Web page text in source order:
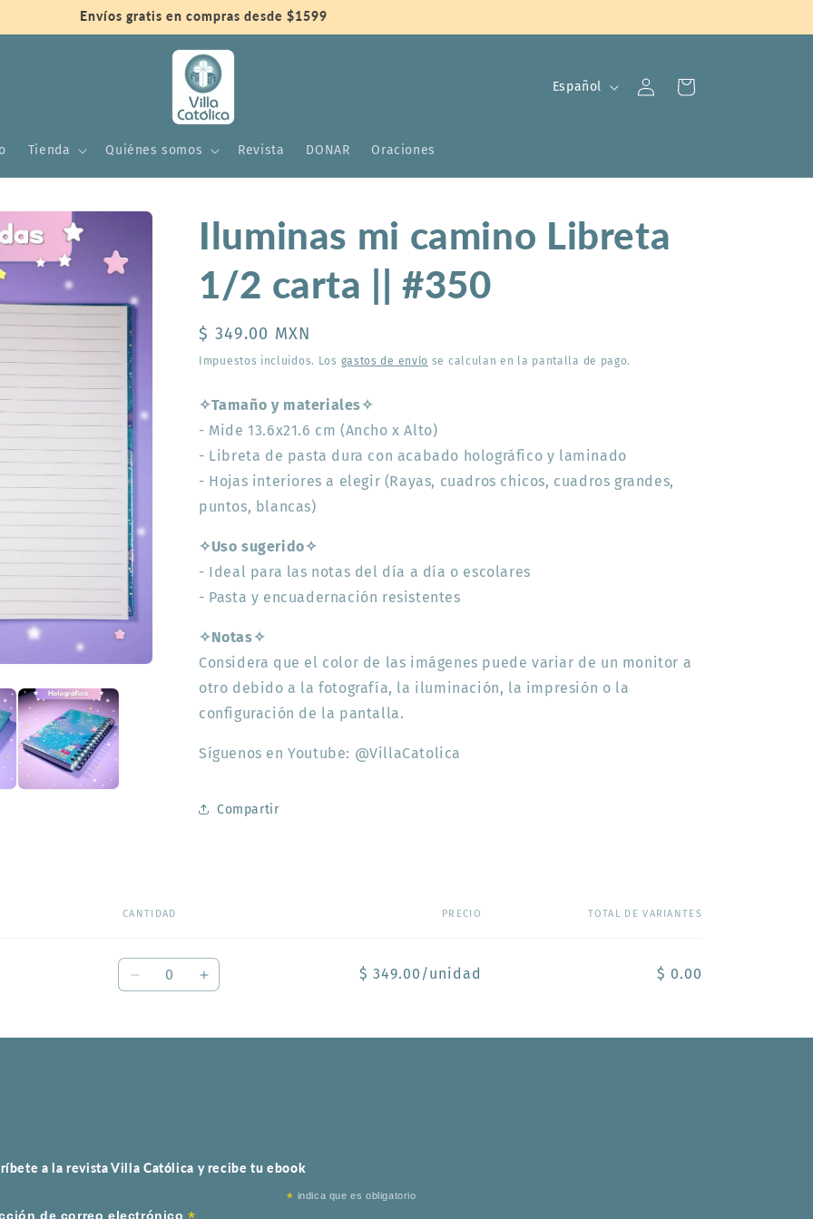
Envíos gratis en compras desde $1599
Tienda Quiénes somos Revista DONAR Oraciones
a
Español
Iniciar
sesión
Carrito
Iluminas mi camino Libreta
1/2 carta || #350
Precio
habitual
$ 349.00 MXN
Impuestos incluidos. Los gastos de envío se calculan en la pantalla de pago.
✧Tamaño y materiales✧
- Mide 13.6x21.6 cm (Ancho x Alto)
- Libreta de pasta dura con acabado holográfico y laminado
- Hojas interiores a elegir (Rayas, cuadros chicos, cuadros grandes,
puntos, blancas)
✧Uso sugerido✧
- Ideal para las notas del día a día o escolares
- Pasta y encuadernación resistentes
✧Notas✧
Considera que el color de las imágenes puede variar de un monitor a
otro debido a la fotografía, la iluminación, la impresión o la
configuración de la pantalla.
Síguenos en Youtube: @VillaCatolica
Compartir
CANTIDAD PRECIO TOTAL DE VARIANTES
Cantidad
Reducir
Rayadas
Aumentar
Rayadas
$ 349.00/unidad
$ 0.00
a la revista Villa Católica y recibe tu ebook
* indica que es obligatorio
de correo electrónico